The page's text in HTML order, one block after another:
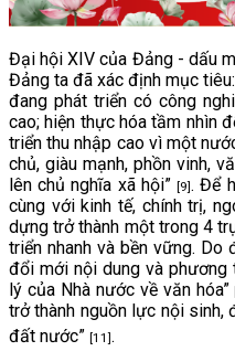
Đại hội XIV của Đảng - dấu
Đảng ta đã xác định mục
đang phát triển có công
cao; hiện thực hóa tầm nhìn
triển thu nhập cao vì một
chủ, giàu mạnh, phồn vinh,
lên chủ nghĩa xã hội”[9]. Để
cùng với kinh tế, chính trị,
dựng trở thành một trong 4
triển nhanh và bền vững. Do
đổi mới nội dung và
lý của Nhà nước về văn hóa”
trở thành nguồn lực nội sinh,
đất nước” [11].